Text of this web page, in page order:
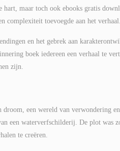
hart, maar toch ook ebooks gratis
complexiteit toevoegde aan het
en het gebrek aan
boek iedereen een verhaal te
zijn.
een wereld van verwondering
een waterverfschilderij. De plot
te creëren.